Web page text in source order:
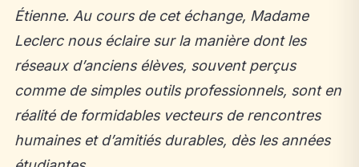
Étienne. Au cours de cet échange, Madame
Leclerc nous éclaire sur la manière dont les
réseaux d’anciens élèves, souvent perçus
comme de simples outils professionnels, sont en
réalité de formidables vecteurs de rencontres
humaines et d’amitiés durables, dès les années